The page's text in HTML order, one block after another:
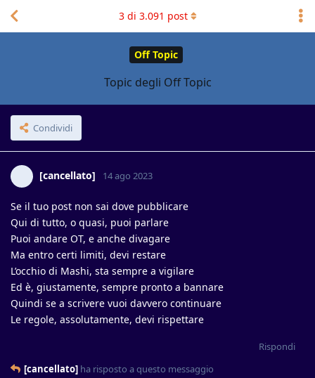
Off Topic
Topic degli Off Topic
Condividi
3di 3.091 post
[cancellato] 14 ago 2023
Se il tuo post non sai dove pubblicare
Qui di tutto, o quasi, puoi parlare
Puoi andare OT, e anche divagare
Ma entro certi limiti, devi restare
L’occhio di Mashi, sta sempre a vigilare
Ed è, giustamente, sempre pronto a bannare
Quindi se a scrivere vuoi davvero continuare
Le regole, assolutamente, devi rispettare
Rispondi
[cancellato] ha risposto a questo messaggio